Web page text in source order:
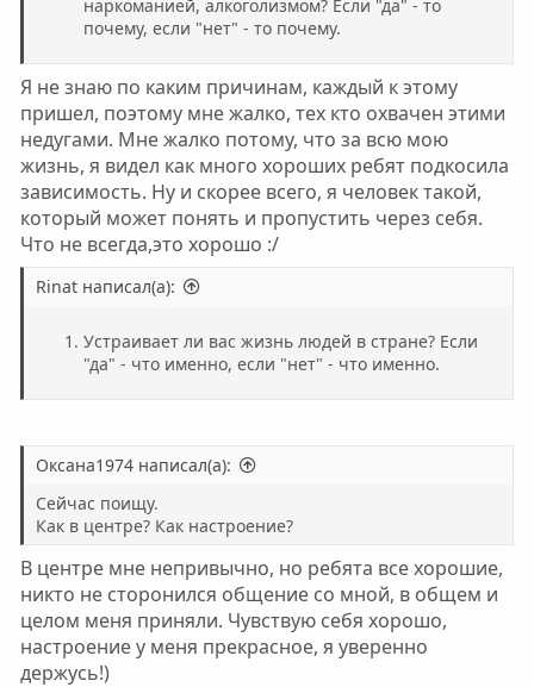
наркоманией, алкоголизмом? Если "да" - то
почему, если "нет" - то почему.
Я не знаю по каким причинам, каждый к этому
пришел, поэтому мне жалко, тех кто охвачен этими
недугами. Мне жалко потому, что за всю мою
жизнь, я видел как много хороших ребят подкосила
зависимость. Ну и скорее всего, я человек такой,
который может понять и пропустить через себя.
Что не всегда,это хорошо :/
Rinat написал(а):
Устраивает ли вас жизнь людей в стране? Если
"да" - что именно, если "нет" - что именно.
Оксана1974 написал(а):
Сейчас поищу.
Как в центре? Как настроение?
В центре мне непривычно, но ребята все хорошие,
никто не сторонился общение со мной, в общем и
целом меня приняли. Чувствую себя хорошо,
настроение у меня прекрасное, я уверенно
держусь!)